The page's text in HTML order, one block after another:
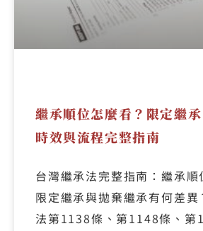
繼承順位怎麼看？限定繼
時效與流程完整指南
台灣繼承法完整指南：繼承順
限定繼承與拋棄繼承有何差異
法第1138條、第1148條、第